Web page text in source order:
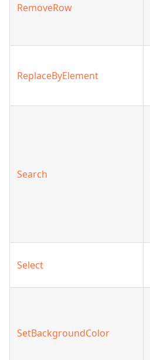
RemoveRow
ReplaceByElement
Search
Select
SetBackgroundColor